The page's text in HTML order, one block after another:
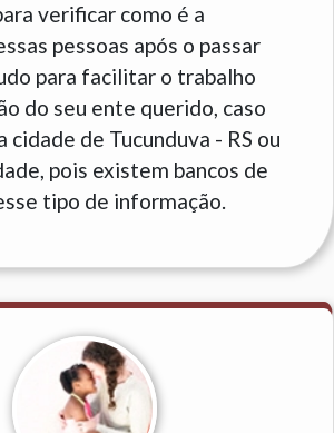
verificar como é a
pessoas após o passar
para facilitar o trabalho
do seu ente querido, caso
cidade de Tucunduva - RS ou
pois existem bancos de
tipo de informação.